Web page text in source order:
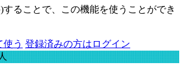
ることで、この機能を使うことができ
う 登録済みの方はログイン